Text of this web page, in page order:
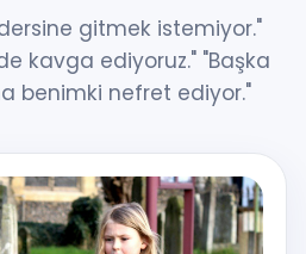
gitmek istemiyor."
kavga ediyoruz." "Başka
benimki nefret ediyor."